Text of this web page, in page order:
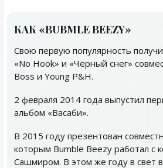
КАК «BUBMLE BEEZY»
Свою первую популярность
«No Hook» и «Чёрный снег»
Boss и Young P&H.
2 февраля 2014 года выпустил
альбом «Васаби».
В 2015 году презентован
которым Bumble Beezy работал с
Сашмиром. В этом же году в свет